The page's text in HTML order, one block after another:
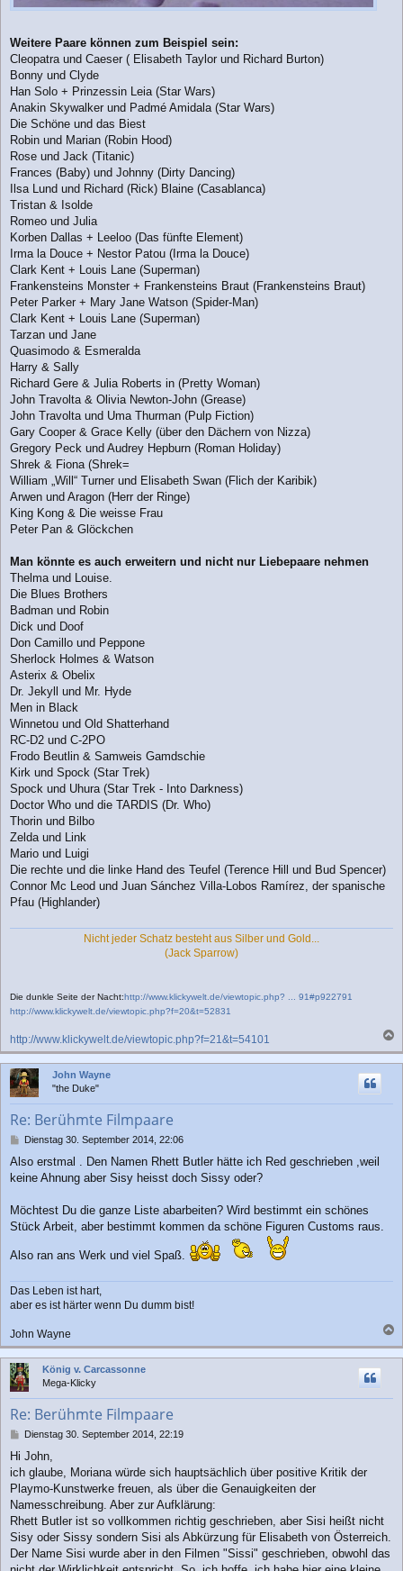
Weitere Paare können zum Beispiel sein:
Cleopatra und Caeser ( Elisabeth Taylor und Richard Burton)
Bonny und Clyde
Han Solo + Prinzessin Leia (Star Wars)
Anakin Skywalker und Padmé Amidala (Star Wars)
Die Schöne und das Biest
Robin und Marian (Robin Hood)
Rose und Jack (Titanic)
Frances (Baby) und Johnny (Dirty Dancing)
Ilsa Lund und Richard (Rick) Blaine (Casablanca)
Tristan & Isolde
Romeo und Julia
Korben Dallas + Leeloo (Das fünfte Element)
Irma la Douce + Nestor Patou (Irma la Douce)
Clark Kent + Louis Lane (Superman)
Frankensteins Monster + Frankensteins Braut (Frankensteins Braut)
Peter Parker + Mary Jane Watson (Spider-Man)
Clark Kent + Louis Lane (Superman)
Tarzan und Jane
Quasimodo & Esmeralda
Harry & Sally
Richard Gere & Julia Roberts in (Pretty Woman)
John Travolta & Olivia Newton-John (Grease)
John Travolta und Uma Thurman (Pulp Fiction)
Gary Cooper & Grace Kelly (über den Dächern von Nizza)
Gregory Peck und Audrey Hepburn (Roman Holiday)
Shrek & Fiona (Shrek=
William „Will“ Turner und Elisabeth Swan (Flich der Karibik)
Arwen und Aragon (Herr der Ringe)
King Kong & Die weisse Frau
Peter Pan & Glöckchen
Man könnte es auch erweitern und nicht nur Liebepaare nehmen
Thelma und Louise.
Die Blues Brothers
Badman und Robin
Dick und Doof
Don Camillo und Peppone
Sherlock Holmes & Watson
Asterix & Obelix
Dr. Jekyll und Mr. Hyde
Men in Black
Winnetou und Old Shatterhand
RC-D2 und C-2PO
Frodo Beutlin & Samweis Gamdschie
Kirk und Spock (Star Trek)
Spock und Uhura (Star Trek - Into Darkness)
Doctor Who und die TARDIS (Dr. Who)
Thorin und Bilbo
Zelda und Link
Mario und Luigi
Die rechte und die linke Hand des Teufel (Terence Hill und Bud Spencer)
Connor Mc Leod und Juan Sánchez Villa-Lobos Ramírez, der spanische
Pfau (Highlander)
Nicht jeder Schatz besteht aus Silber und Gold...
(Jack Sparrow)
Die dunkle Seite der Nacht:http://www.klickywelt.de/viewtopic.php? ... 91#p922791
http://www.klickywelt.de/viewtopic.php?f=20&t=52831
http://www.klickywelt.de/viewtopic.php?f=21&t=54101
a
c
John Wayne
"the Duke"
Re: Berühmte Filmpaare
B
i
t
a
g
Dienstag 30. September 2014, 22:06
Also erstmal . Den Namen Rhett Butler hätte ich Red geschrieben ,weil
keine Ahnung aber Sisy heisst doch Sissy oder?
Möchtest Du die ganze Liste abarbeiten? Wird bestimmt ein schönes
Stück Arbeit, aber bestimmt kommen da schöne Figuren Customs raus.
Also ran ans Werk und viel Spaß.
Das Leben ist hart,
aber es ist härter wenn Du dumm bist!
John Wayne
a
c
König v. Carcassonne
Mega-Klicky
Re: Berühmte Filmpaare
B
t
r
a
Dienstag 30. September 2014, 22:19
Hi John,
ich glaube, Moriana würde sich hauptsächlich über positive Kritik der
Playmo-Kunstwerke freuen, als über die Genauigkeiten der
Namesschreibung. Aber zur Aufklärung:
Rhett Butler ist so vollkommen richtig geschrieben, aber Sisi heißt nicht
Sisy oder Sissy sondern Sisi als Abkürzung für Elisabeth von Österreich.
Der Name Sisi wurde aber in den Filmen "Sissi" geschrieben, obwohl das